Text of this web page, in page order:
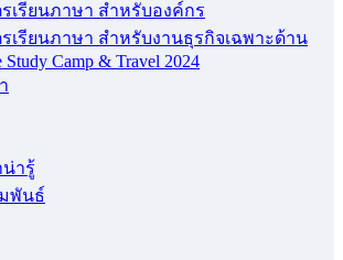
เรียนภาษา สำหรับองค์กร
เรียนภาษา สำหรับงานธุรกิจเฉพาะด้าน
Study Camp & Travel 2024
ารู้
พันธ์